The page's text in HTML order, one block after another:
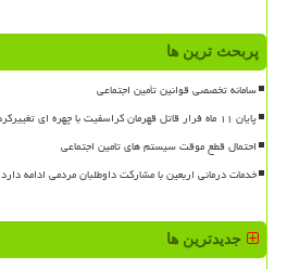
پربحث ترین ها
سامانه تخصصی قوانین تأمین اجتماعی
پایان ۱۱ ماه فرار قاتل قهرمان کراسفیت با چهره ای تغییرکرده دستگیر شد
احتمال قطع موقت سیستم های تامین اجتماعی
خدمات درمانی اربعین با مشارکت داوطلبان مردمی ادامه دارد
جدیدترین ها